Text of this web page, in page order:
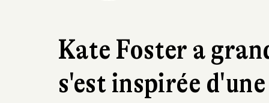
Kate Foster a
s'est inspirée